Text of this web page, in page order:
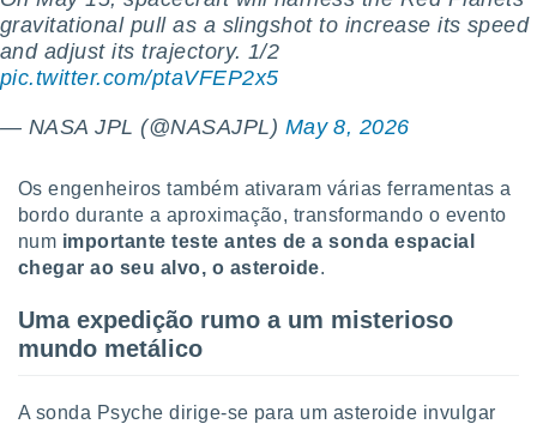
através
estudos
e
de
gravitational pull as a slingshot to increase its speed
and adjust its trajectory. 1/2
pic.twitter.com/ptaVFEP2x5
— NASA JPL (@NASAJPL) May 8, 2026
Os engenheiros também ativaram várias ferramentas a
bordo durante a aproximação, transformando o evento
num importante teste antes de a sonda espacial
chegar ao seu alvo, o asteroide.
Uma expedição rumo a um misterioso
mundo metálico
A sonda Psyche dirige-se para um asteroide invulgar